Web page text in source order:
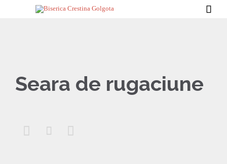

Seara de rugaciune
  